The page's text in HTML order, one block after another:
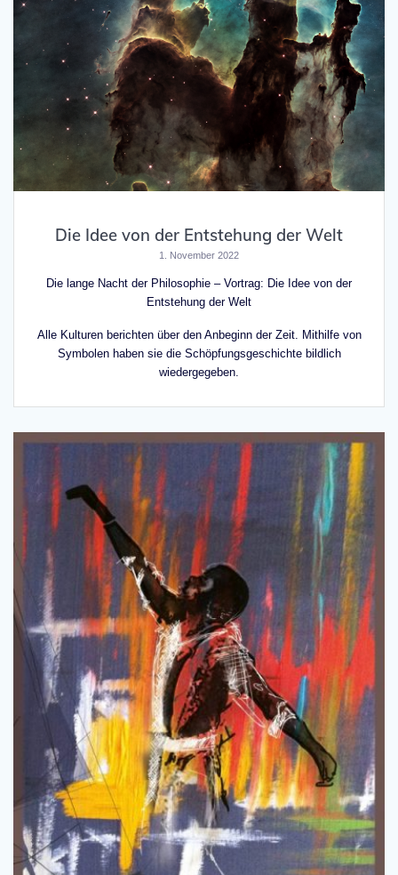
Die Idee von der Entstehung der Welt
1. November 2022
Die lange Nacht der Philosophie – Vortrag: Die Idee von der
Entstehung der Welt
Alle Kulturen berichten über den Anbeginn der Zeit. Mithilfe von
Symbolen haben sie die Schöpfungsgeschichte bildlich
wiedergegeben.